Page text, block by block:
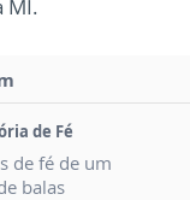
MI.
de Fé
de fé de um
balas